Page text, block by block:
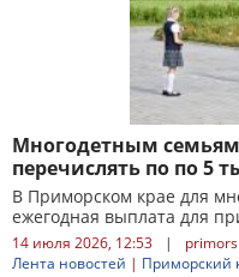
Многодетным
перечислять по по 5
В Приморском крае для
ежегодная выплата для
14 июля 2026, 12:53 |
Лента новостей | Приморский